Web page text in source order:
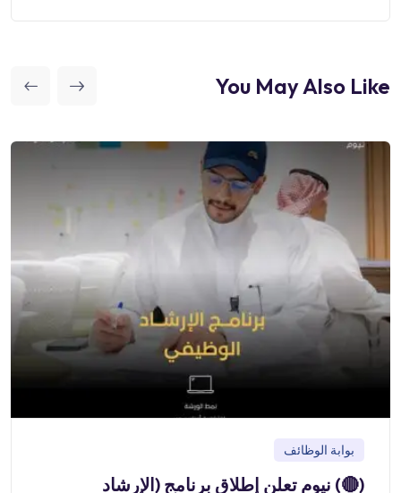
You May Also Like
بوابة الوظائف
(🔴) نيوم تعلن إطلاق برنامج (الإرشاد